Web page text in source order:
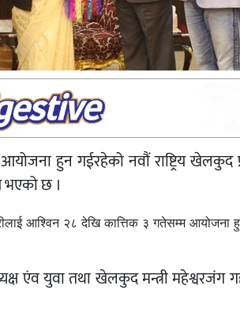
हुन गईरहेको नवौं राष्ट्रिय खेलकुद
भएको छ ।
आश्विन २८ देखि कात्तिक ३ गतेसम्म आयोजना
एंव युवा तथा खेलकुद मन्त्री महेश्वरजंग